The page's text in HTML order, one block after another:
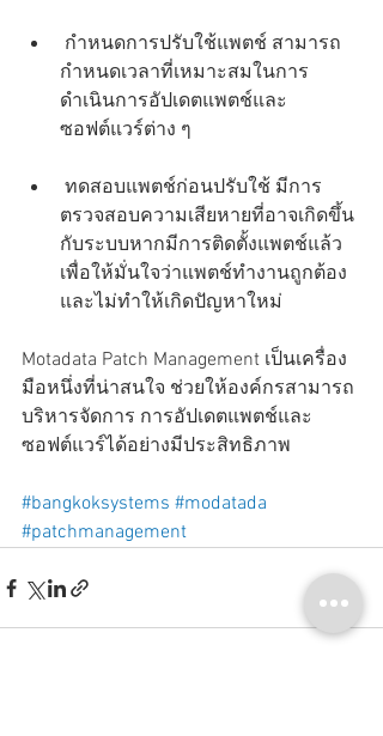
กำหนดเวลาที่เหมาะสมในการ
ดำเนินการอัปเดตแพตช์และ
ซอฟต์แวร์ต่าง ๆ
ตรวจสอบความเสียหายที่อาจเกิดขึ้น
กับระบบหากมีการติดตั้งแพตช์แล้ว
เพื่อให้มั่นใจว่าแพตช์ทำงานถูกต้อง
และไม่ทำให้เกิดปัญหาใหม่
Motadata Patch Management เป็นเครื่อง
มือหนึ่งที่น่าสนใจ ช่วยให้องค์กรสามารถ
บริหารจัดการ การอัปเดตแพตช์และ
ซอฟต์แวร์ได้อย่างมีประสิทธิภาพ
#bangkoksystems #modatada
#patchmanagement